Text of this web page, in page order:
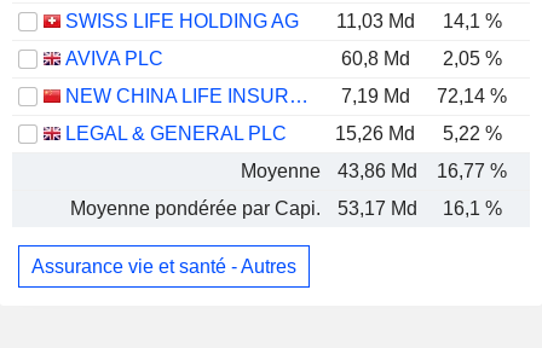
SWISS LIFE HOLDING AG
11,03 Md 14,1 %
AVIVA PLC
60,8 Md 2,05 %
NEW CHINA LIFE INSURANCE COMPANY LTD.
7,19 Md 72,14 %
LEGAL & GENERAL PLC
15,26 Md 5,22 %
Moyenne
43,86 Md 16,77 %
Moyenne pondérée par Capi.
53,17 Md 16,1 %
Assurance vie et santé - Autres